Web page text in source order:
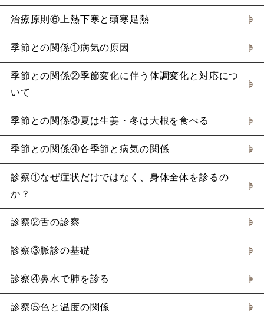
治療原則⑥上熱下寒と頭寒足熱
季節との関係①病気の原因
季節との関係②季節変化に伴う体調変化と対応につ
いて
季節との関係③夏は生姜・冬は大根を食べる
季節との関係④各季節と病気の関係
診察①なぜ症状だけではなく、身体全体を診るの
か？
診察②舌の診察
診察③脈診の基礎
診察④鼻水で肺を診る
診察⑤色と温度の関係